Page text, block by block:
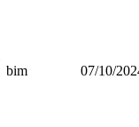
bim 07/10/